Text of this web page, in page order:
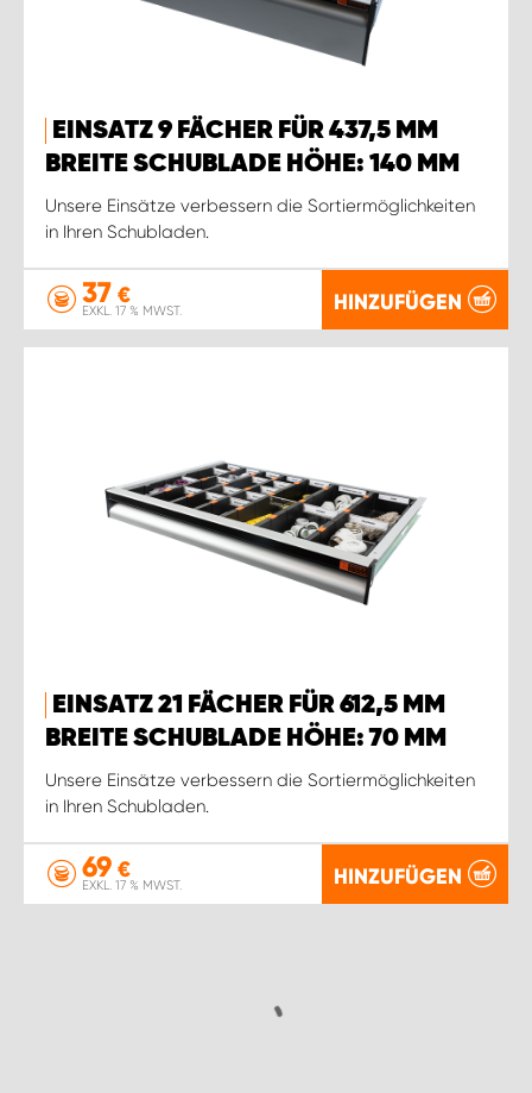
EINSATZ 9 FÄCHER FÜR 437,5 MM
BREITE SCHUBLADE HÖHE: 140 MM
Unsere Einsätze verbessern die Sortiermöglichkeiten
in Ihren Schubladen.
37 €
EXKL. 17 % MWST. HINZUFÜGEN
EINSATZ 21 FÄCHER FÜR 612,5 MM
BREITE SCHUBLADE HÖHE: 70 MM
Unsere Einsätze verbessern die Sortiermöglichkeiten
in Ihren Schubladen.
69 €
EXKL. 17 % MWST. HINZUFÜGEN